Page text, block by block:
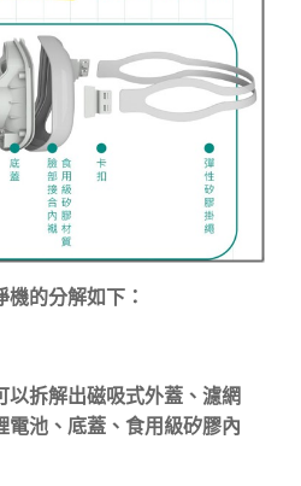
的分解如下：
拆解出磁吸式外蓋、濾網
電池、底蓋、食用級矽膠內